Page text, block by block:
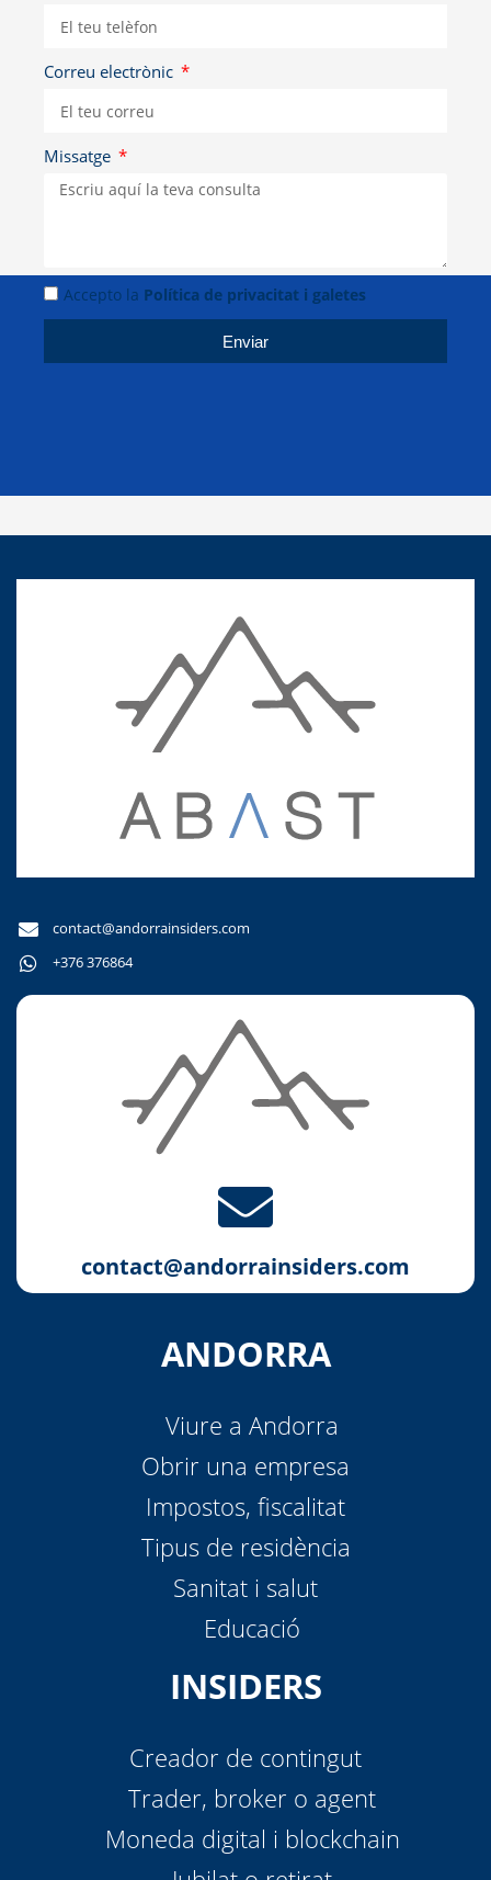
Correu electrònic
Missatge
Accepto la Política de privacitat i galetes
Enviar
contact@andorrainsiders.com
+376 376864
contact@andorrainsiders.com
ANDORRA
Viure a Andorra
Obrir una empresa
Impostos, fiscalitat
Tipus de residència
Sanitat i salut
Educació
INSIDERS
Creador de contingut
Trader, broker o agent
Moneda digital i blockchain